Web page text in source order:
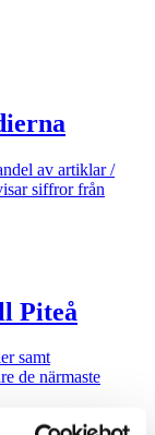
av artiklar /
siffror från
Piteå
samt
de närmaste